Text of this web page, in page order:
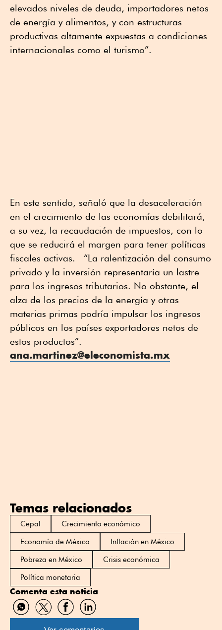
elevados niveles de deuda, importadores netos
de energía y alimentos, y con estructuras
productivas altamente expuestas a condiciones
internacionales como el turismo”.
En este sentido, señaló que la desaceleración
en el crecimiento de las economías debilitará,
a su vez, la recaudación de impuestos, con lo
que se reducirá el margen para tener políticas
fiscales activas. “La ralentización del consumo
privado y la inversión representaría un lastre
para los ingresos tributarios. No obstante, el
alza de los precios de la energía y otras
materias primas podría impulsar los ingresos
públicos en los países exportadores netos de
estos productos”.
ana.martinez@eleconomista.mx
Temas relacionados
Cepal
Crecimiento económico
Economía de México
Inflación en México
Pobreza en México
Crisis económica
Política monetaria
Comenta esta noticia
Compartir
por
Compartir
por
Compartir
por
Compartir
por